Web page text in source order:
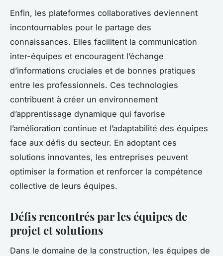
Enfin, les plateformes collaboratives deviennent
incontournables pour le partage des
connaissances. Elles facilitent la communication
inter-équipes et encouragent l’échange
d’informations cruciales et de bonnes pratiques
entre les professionnels. Ces technologies
contribuent à créer un environnement
d’apprentissage dynamique qui favorise
l’amélioration continue et l’adaptabilité des équipes
face aux défis du secteur. En adoptant ces
solutions innovantes, les entreprises peuvent
optimiser la formation et renforcer la compétence
collective de leurs équipes.
Défis rencontrés par les équipes de
projet et solutions
Dans le domaine de la construction, les équipes de